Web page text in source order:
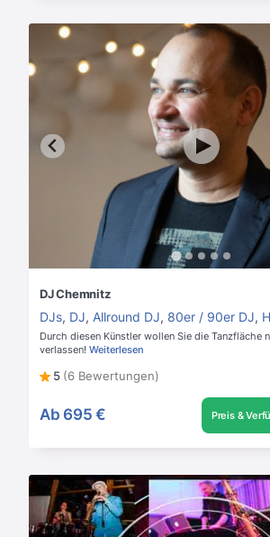
DJ Chemnitz
DJs, DJ, Allround DJ, 80er / 90er DJ,
Durch diesen Künstler wollen Sie die Tanzfläche
verlassen! Weiterlesen
5 (6 Bewertungen)
Ab 695 € Preis &